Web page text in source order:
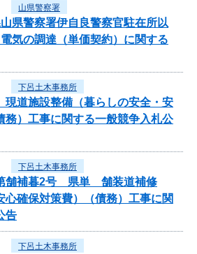
山県警察署
県警察署伊自良警察官駐在所以
気の調達（単価契約）に関する
下呂土木事務所
現道施設整備（暮らしの安全・安
務）工事に関する一般競争入札公
下呂土木事務所
第舗補暮2号 県単 舗装道補修
心確保対策費）（債務）工事に関
告
下呂土木事務所